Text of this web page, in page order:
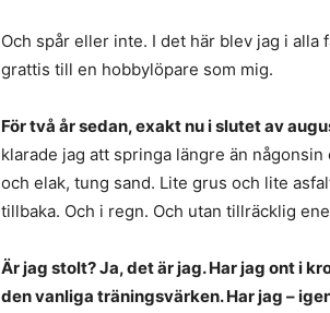
Och spår eller inte. I det här blev jag i
grattis till en hobbylöpare som mig.
För två år sedan, exakt nu i slutet av
klarade jag att springa längre än
och elak, tung sand. Lite grus och lite
tillbaka. Och i regn. Och utan tillräcklig
Är jag stolt? Ja, det är jag. Har jag ont i
den vanliga träningsvärken. Har jag –